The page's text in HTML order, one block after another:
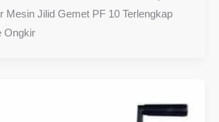
Mesin Jilid Gemet PF 10 Terlengkap
Ongkir